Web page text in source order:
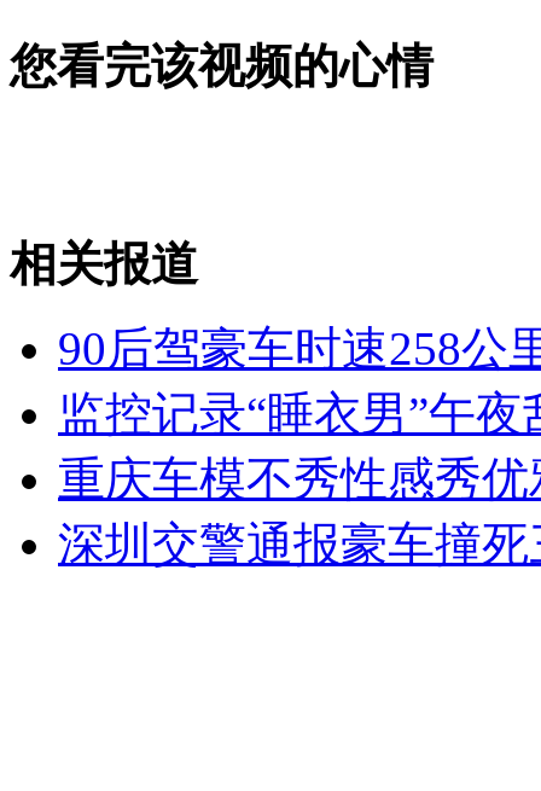
北大11位校长助理 网友称过"官瘾"
山西运城恶犬咬伤多人 警民合力深夜将其击毙
女孩北京地铁殴打老人 痛下狠手拳打脚踢
您看完该视频的心情
相关报道
90后驾豪车时速258公
监控记录“睡衣男”午
重庆车模不秀性感秀
深圳交警通报豪车撞